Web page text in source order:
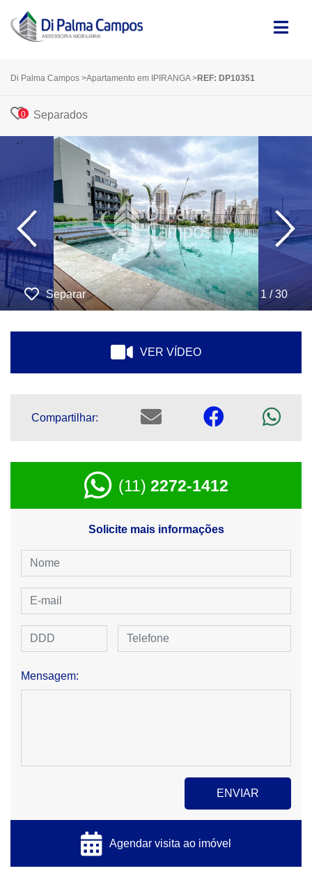
Di Palma Campos >Apartamento em IPIRANGA >REF: DP10351
0 Separados
‹ ›
Separar 1 / 30
VER VÍDEO
Compartilhar:
(11) 2272-1412
Solicite mais informações
Mensagem:
Agendar visita ao imóvel